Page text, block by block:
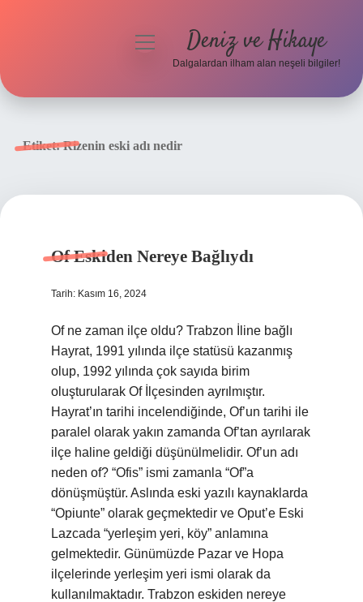
menüyü
Deniz ve Hikaye
Dalgalardan ilham alan neşeli bilgiler!
Etiket:Rizenin eski adı nedir
Of Eskiden Nereye Bağlıydı
Tarih: Kasım 16, 2024
Of ne zaman ilçe oldu? Trabzon İline bağlı
Hayrat, 1991 yılında ilçe statüsü kazanmış
olup, 1992 yılında çok sayıda birim
oluşturularak Of İlçesinden ayrılmıştır.
Hayrat’ın tarihi incelendiğinde, Of’un tarihi ile
paralel olarak yakın zamanda Of’tan ayrılarak
ilçe haline geldiği düşünülmelidir. Of’un adı
neden of? “Ofis” ismi zamanla “Of”a
dönüşmüştür. Aslında eski yazılı kaynaklarda
“Opiunte” olarak geçmektedir ve Oput’e Eski
Lazcada “yerleşim yeri, köy” anlamına
gelmektedir. Günümüzde Pazar ve Hopa
ilçelerinde yerleşim yeri ismi olarak da
kullanılmaktadır. Trabzon eskiden nereye